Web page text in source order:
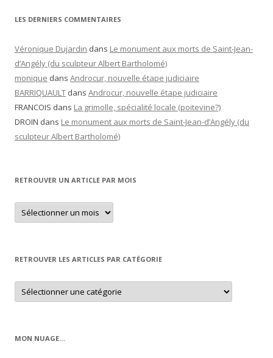
LES DERNIERS COMMENTAIRES
Véronique Dujardin dans Le monument aux morts de Saint-Jean-
d’Angély (du sculpteur Albert Bartholomé)
monique dans Androcur, nouvelle étape judiciaire
BARRIQUAULT dans Androcur, nouvelle étape judiciaire
FRANCOIS dans La grimolle, spécialité locale (poitevine?)
DROIN dans Le monument aux morts de Saint-Jean-d’Angély (du
sculpteur Albert Bartholomé)
RETROUVER UN ARTICLE PAR MOIS
Retrouver
un
article
RETROUVER LES ARTICLES PAR CATÉGORIE
Retrouver
les
articles
MON NUAGE…